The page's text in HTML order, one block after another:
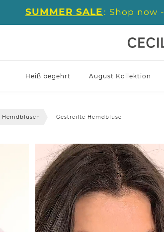
SUMMER SALE : Shop now -
Heiß begehrt August Kollektion
Hemdblusen Gestreifte Hemdbluse